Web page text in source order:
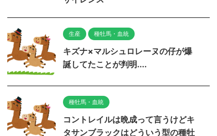
生産 種牡馬・血統
キズナ×マルシュロレーヌの仔が爆
誕してたことが判明....
種牡馬・血統
コントレイルは晩成って言うけどキ
タサンブラックはどういう型の種牡